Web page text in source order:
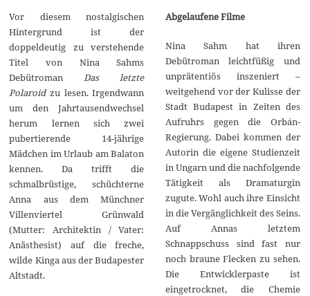
Vor diesem nostalgischen
Hintergrund ist der
doppeldeutig zu verstehende
Titel von Nina Sahms
DebütromanDas letzte
Polaroidzu lesen. Irgendwann
um den Jahrtausendwechsel
herum lernen sich zwei
pubertierende 14-jährige
Mädchen im Urlaub am Balaton
kennen. Da trifft die
schmalbrüstige, schüchterne
Anna aus dem Münchner
Villenviertel Grünwald
(Mutter: Architektin / Vater:
Anästhesist) auf die freche,
wilde Kinga aus der Budapester
Altstadt.
Abgelaufene Filme
Nina Sahm hat ihren
Debütroman leichtfüßig und
unprätentiös inszeniert –
weitgehend vor der Kulisse der
Stadt Budapest in Zeiten des
Aufruhrs gegen die Orbán-
Regierung. Dabei kommen der
Autorin die eigene Studienzeit
in Ungarn und die nachfolgende
Tätigkeit als Dramaturgin
zugute. Wohl auch ihre Einsicht
in die Vergänglichkeit des Seins.
Auf Annas letztem
Schnappschuss sind fast nur
noch braune Flecken zu sehen.
Die Entwicklerpaste ist
eingetrocknet, die Chemie